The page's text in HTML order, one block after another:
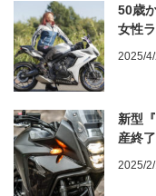
50歳
女性
2025/
新型
産終
2025/